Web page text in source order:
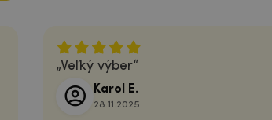
Veľký výber
Karol E.
28.11.2025